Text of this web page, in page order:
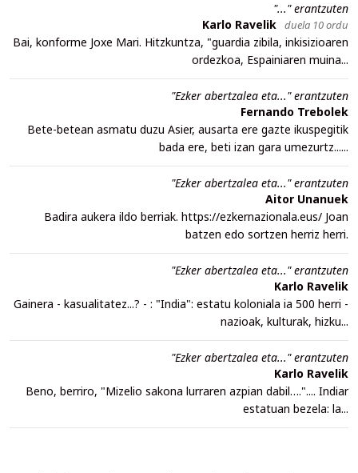
"..." erantzuten
Karlo Ravelik duela 10 ordu
Bai, konforme Joxe Mari. Hitzkuntza, "guardia zibila, inkisizioaren
ordezkoa, Espainiaren muina...
"Ezker abertzalea eta..." erantzuten
Fernando Trebolek
Bete-betean asmatu duzu Asier, ausarta ere gazte ikuspegitik
bada ere, beti izan gara umezurtz......
"Ezker abertzalea eta..." erantzuten
Aitor Unanuek
Badira aukera ildo berriak. https://ezkernazionala.eus/ Joan
batzen edo sortzen herriz herri.
"Ezker abertzalea eta..." erantzuten
Karlo Ravelik
Gainera - kasualitatez...? - : "India": estatu koloniala ia 500 herri -
nazioak, kulturak, hizku...
"Ezker abertzalea eta..." erantzuten
Karlo Ravelik
Beno, berriro, "Mizelio sakona lurraren azpian dabil….".... Indiar
estatuan bezela: la...